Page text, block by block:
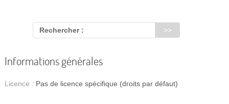
Rechercher :
Informations générales
Licence : Pas de licence spécifique (droits par défaut)